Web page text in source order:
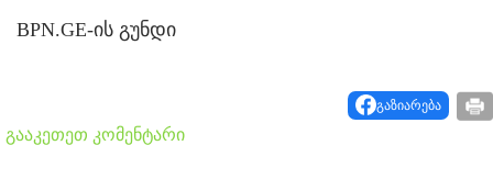
BPN.GE-ის გუნდი
გაზიარება
გააკეთეთ კომენტარი